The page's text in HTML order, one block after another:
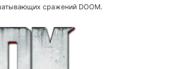
сражений DOOM.